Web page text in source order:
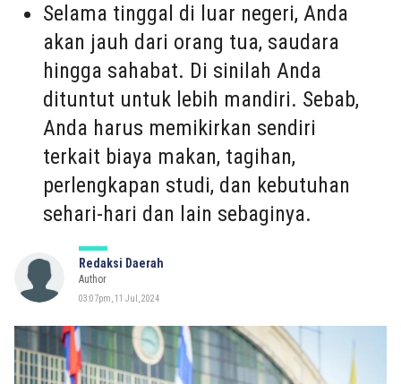
Selama tinggal di luar negeri, Anda
akan jauh dari orang tua, saudara
hingga sahabat. Di sinilah Anda
dituntut untuk lebih mandiri. Sebab,
Anda harus memikirkan sendiri
terkait biaya makan, tagihan,
perlengkapan studi, dan kebutuhan
sehari-hari dan lain sebaginya.
Redaksi Daerah
Author
03:07pm, 11 Jul, 2024